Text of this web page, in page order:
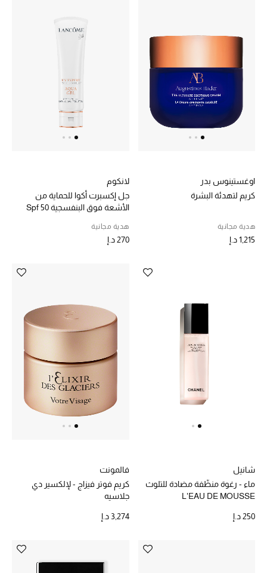
اوغستينوس بدر
كريم لتهدئة البشرة
هدية مجانية
1,215 د.إ
لانكوم
جل إكسبرت أكوا للحماية من
الأشعة فوق البنفسجية Spf 50
هدية مجانية
270 د.إ
شانيل
ماء - رغوة منظّفة مضادة للتلوث
L'EAU DE MOUSSE
250 د.إ
فالمونت
كريم فوتر فيزاج - لإلكسير دي
جلاسيه
3,274 د.إ